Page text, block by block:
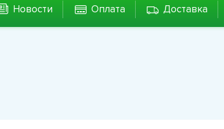
Новости Оплата Доставка